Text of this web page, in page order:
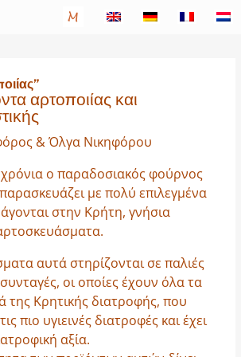
αρτοποιίας και
& Όλγα Νικηφόρου
ο παραδοσιακός φούρνος
με πολύ επιλεγμένα
στην Κρήτη, γνήσια
αυτά στηρίζονται σε παλιές
οι οποίες έχουν όλα τα
της Κρητικής διατροφής, που
πιο υγιεινές διατροφές και έχει
αξία.